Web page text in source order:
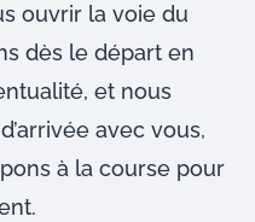
ouvrir la voie du
dès le départ en
et nous
avec vous,
à la course pour